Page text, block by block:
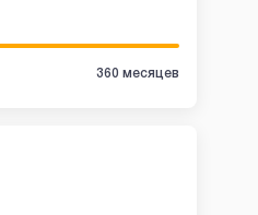
360 месяцев